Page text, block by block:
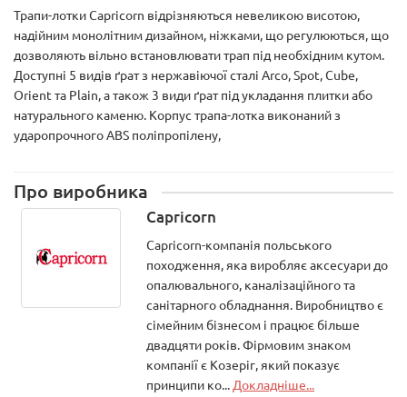
Трапи-лотки Capricorn відрізняються невеликою висотою,
надійним монолітним дизайном, ніжками, що регулюються, що
дозволяють вільно встановлювати трап під необхідним кутом.
Доступні 5 видів ґрат з нержавіючої сталі Arco, Spot, Cube,
Orient та Plain, а також 3 види ґрат під укладання плитки або
натурального каменю. Корпус трапа-лотка виконаний з
ударопрочного ABS поліпропілену,
Про виробника
Capricorn
Capricorn-компанія польського
походження, яка виробляє аксесуари до
опалювального, каналізаційного та
санітарного обладнання. Виробництво є
сімейним бізнесом і працює більше
двадцяти років. Фірмовим знаком
компанії є Козеріг, який показує
принципи ко... Докладніше...